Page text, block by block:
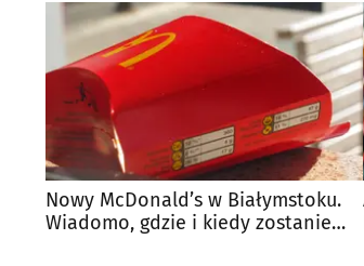
Nowy McDonald’s w Białymstoku.
Wiadomo, gdzie i kiedy zostanie